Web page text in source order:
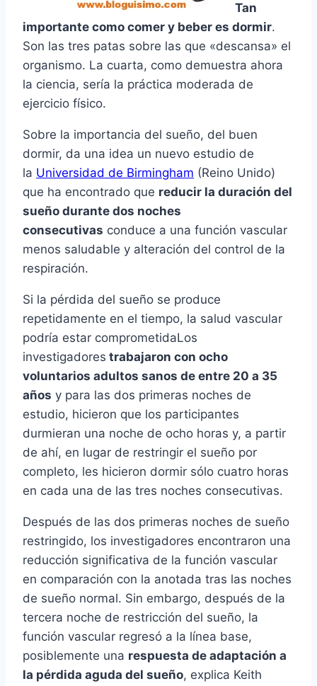
Tan
importante como comer y beber es dormir.
Son las tres patas sobre las que «descansa» el
organismo. La cuarta, como demuestra ahora
la ciencia, serí­a la práctica moderada de
ejercicio fí­sico.
Sobre la importancia del sueño, del buen
dormir, da una idea un nuevo estudio de
la Universidad de Birmingham (Reino Unido)
que ha encontrado que reducir la duración del
sueño durante dos noches
consecutivas conduce a una función vascular
menos saludable y alteración del control de la
respiración.
Si la pérdida del sueño se produce
repetidamente en el tiempo, la salud vascular
podrí­a estar comprometidaLos
investigadores trabajaron con ocho
voluntarios adultos sanos de entre 20 a 35
años y para las dos primeras noches de
estudio, hicieron que los participantes
durmieran una noche de ocho horas y, a partir
de ahí­, en lugar de restringir el sueño por
completo, les hicieron dormir sólo cuatro horas
en cada una de las tres noches consecutivas.
Después de las dos primeras noches de sueño
restringido, los investigadores encontraron una
reducción significativa de la función vascular
en comparación con la anotada tras las noches
de sueño normal. Sin embargo, después de la
tercera noche de restricción del sueño, la
función vascular regresó a la lí­nea base,
posiblemente una respuesta de adaptación a
la pérdida aguda del sueño, explica Keith